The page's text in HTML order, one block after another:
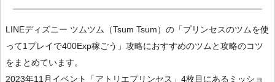
LINEディズニー ツムツム（Tsum Tsum）の「プリンセスのツムを使
って1プレイで400Exp稼ごう」攻略におすすめのツムと攻略のコツ
をまとめています。
2023年11月イベント「アトリエプリンセス」4枚目にあるミッショ